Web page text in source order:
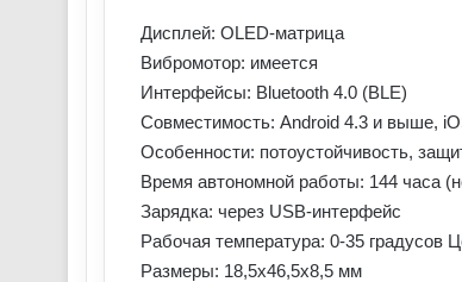
Дисплей: OLED-матрица
Вибромотор: имеется
Интерфейсы: Bluetooth 4.0 (BLE)
Совместимость: Android 4.3 и выше,
Особенности: потоустойчивость,
Время автономной работы: 144 часа
Зарядка: через USB-интерфейс
Рабочая температура: 0-35 градусов
Размеры: 18,5х46,5х8,5 мм